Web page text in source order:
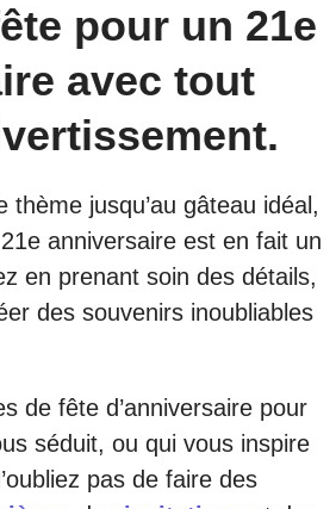
pour un 21e
avec tout
thème jusqu’au gâteau idéal,
21e anniversaire est en fait un
en prenant soin des détails,
des souvenirs inoubliables
de fête d’anniversaire pour
séduit, ou qui vous inspire
pas de faire des